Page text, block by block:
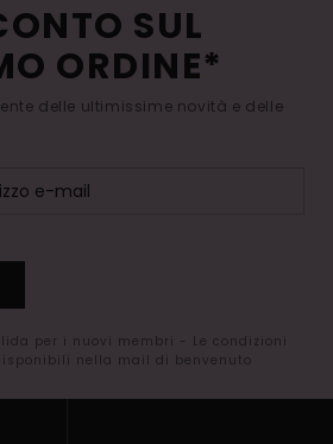
SUL
ORDINE*
delle ultimissime novità e delle
per i nuovi membri - Le condizioni
nella mail di benvenuto